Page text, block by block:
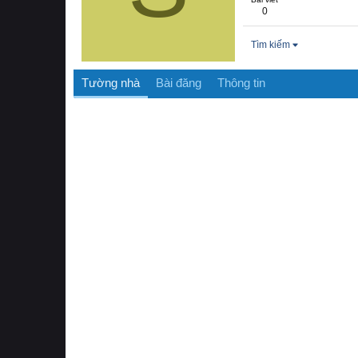
0
Tìm kiếm
Tường nhà Bài đăng Thông tin